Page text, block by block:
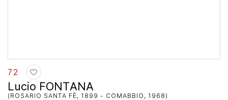
72
Lucio FONTANA
(ROSARIO SANTA FÈ, 1899 - COMABBIO, 1968)